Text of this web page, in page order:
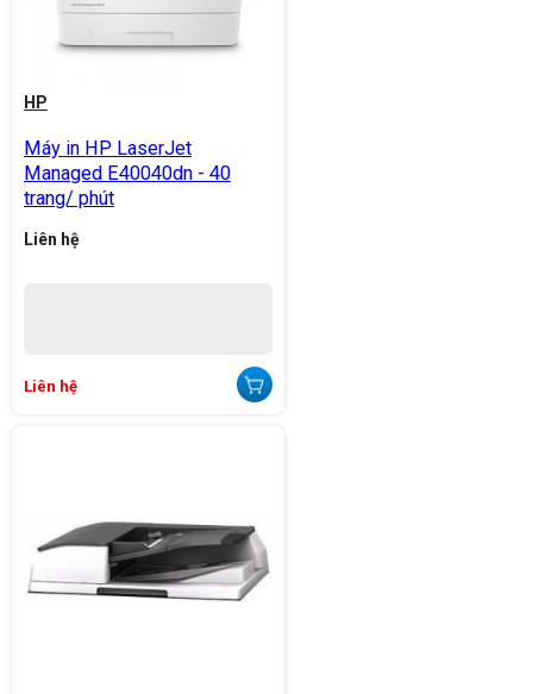
HP
Máy in HP LaserJet
Managed E40040dn - 40
trang/ phút
Liên hệ
Liên hệ